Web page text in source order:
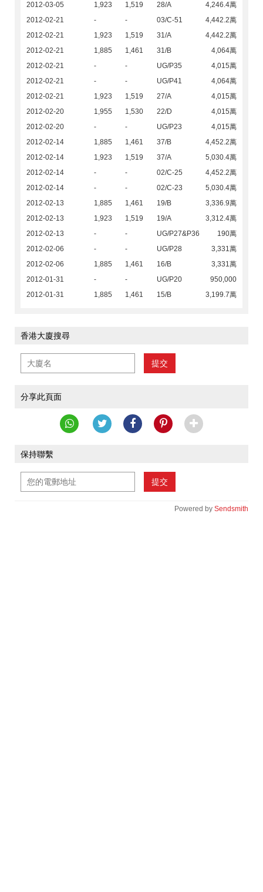
2012-03-05
1,923 1,519 28/A
4,246.4萬
2012-02-21
- - 03/C-51
4,442.2萬
2012-02-21
1,923 1,519 31/A
4,442.2萬
2012-02-21
1,885 1,461 31/B
4,064萬
2012-02-21
- - UG/P35
4,015萬
2012-02-21
- - UG/P41
4,064萬
2012-02-21
1,923 1,519 27/A
4,015萬
2012-02-20
1,955 1,530 22/D
4,015萬
2012-02-20
- - UG/P23
4,015萬
2012-02-14
1,885 1,461 37/B
4,452.2萬
2012-02-14
1,923 1,519 37/A
5,030.4萬
2012-02-14
- - 02/C-25
4,452.2萬
2012-02-14
- - 02/C-23
5,030.4萬
2012-02-13
1,885 1,461 19/B
3,336.9萬
2012-02-13
1,923 1,519 19/A
3,312.4萬
2012-02-13
- - UG/P27&P36
190萬
2012-02-06
- - UG/P28
3,331萬
2012-02-06
1,885 1,461 16/B
3,331萬
2012-01-31
- - UG/P20
950,000
2012-01-31
1,885 1,461 15/B 3,199.7萬
香港大廈搜尋
提交
分享此頁面
保持聯繫
提交
Powered by Sendsmith